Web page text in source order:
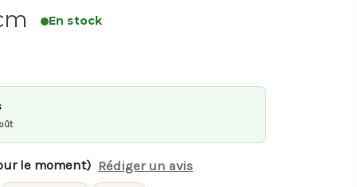
En stock
le moment) Rédiger un avis